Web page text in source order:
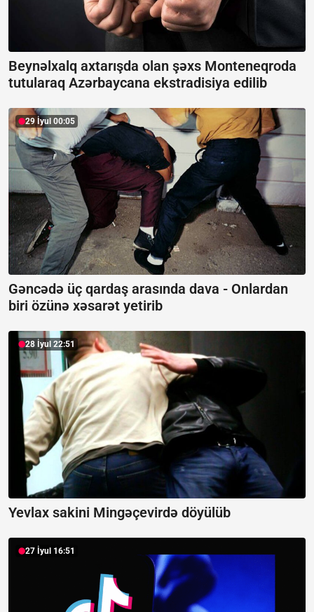
Beynəlxalq axtarışda olan şəxs Monteneqroda
tutularaq Azərbaycana ekstradisiya edilib
29 İyul 00:05
Gəncədə üç qardaş arasında dava - Onlardan
biri özünə xəsarət yetirib
28 İyul 22:51
Yevlax sakini Mingəçevirdə döyülüb
27 İyul 16:51